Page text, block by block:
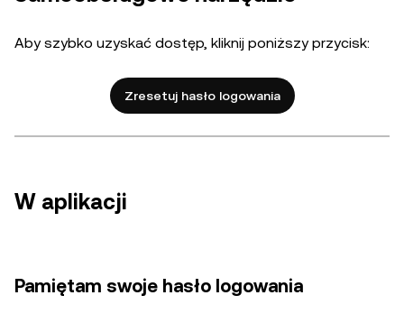
Aby szybko uzyskać dostęp, kliknij poniższy przycisk:
Zresetuj hasło logowania
W aplikacji
Pamiętam swoje hasło logowania